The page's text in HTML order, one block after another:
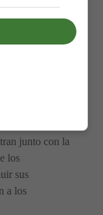
a prevenir el
las células
amiloides.
junto con la
los
sus
a los